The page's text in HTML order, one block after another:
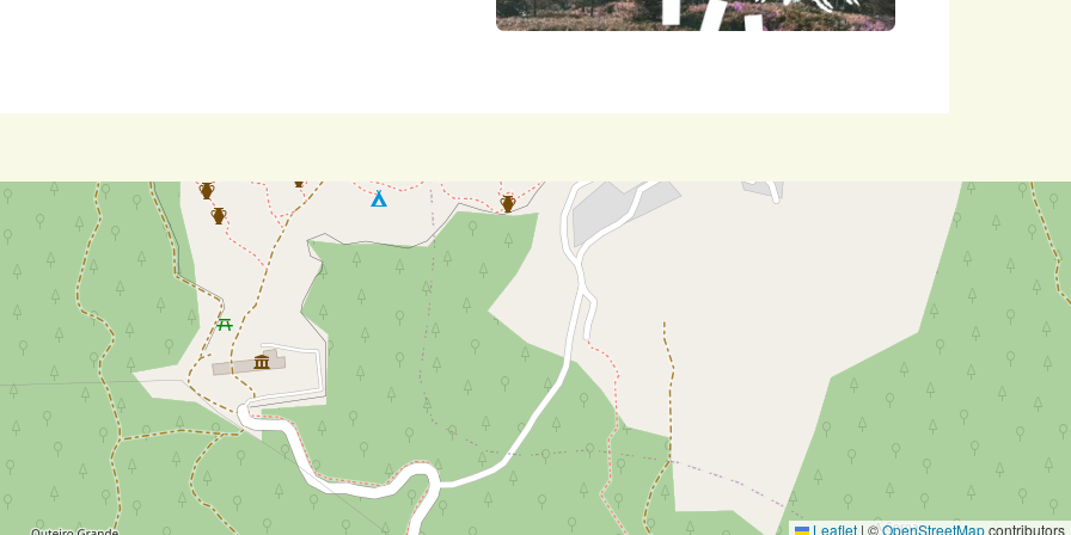
Leaflet | ©OpenStreetMapcontributors